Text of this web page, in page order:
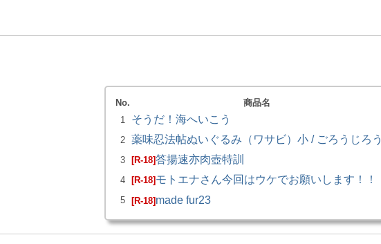
No. 商品名
1
そうだ！海へいこう
2 薬味忍法帖ぬいぐるみ（ワサビ）小 / ごろうじろう
3 [R-18]答揚速亦肉壺特訓
4 [R-18]モトエナさん今回はウケでお願いします！！
5 [R-18]made fur23